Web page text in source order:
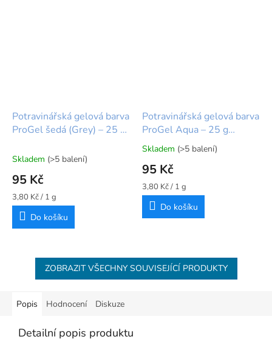
Potravinářská gelová barva
ProGel šedá (Grey) – 25 g
Skladem (>5 balení)
95 Kč
Měrná
cena:
3,80 Kč / 1 g
Do košíku
Potravinářská gelová barva
ProGel Aqua – 25 g
Rainbow Dust
Průměrné
hodnocení
produktu
je
5,0
5
Skladem (>5 balení)
95 Kč
Měrná
cena:
3,80 Kč / 1 g
Do košíku
ZOBRAZIT VŠECHNY SOUVISEJÍCÍ PRODUKTY
Popis Hodnocení Diskuze
Detailní popis produktu